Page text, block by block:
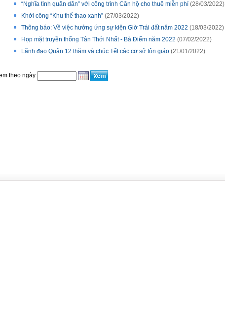
“Nghĩa tình quân dân” với công trình Căn hộ cho thuê miễn phí (28/03/2022)
Khởi công “Khu thể thao xanh” (27/03/2022)
Thông báo: Về việc hưởng ứng sự kiện Giờ Trái đất năm 2022 (18/03/2022)
Họp mặt truyền thống Tân Thới Nhất - Bà Điểm năm 2022 (07/02/2022)
Lãnh đạo Quận 12 thăm và chúc Tết các cơ sở tôn giáo (21/01/2022)
theo ngày